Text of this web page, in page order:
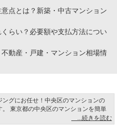
点とは？新築・中古マンション
らい？必要額や支払方法につい
動産・戸建・マンション相場情
グにお任せ！中央区のマンションの
東京都の中央区のマンションを簡単
起点になり、物資運搬の「水の道」